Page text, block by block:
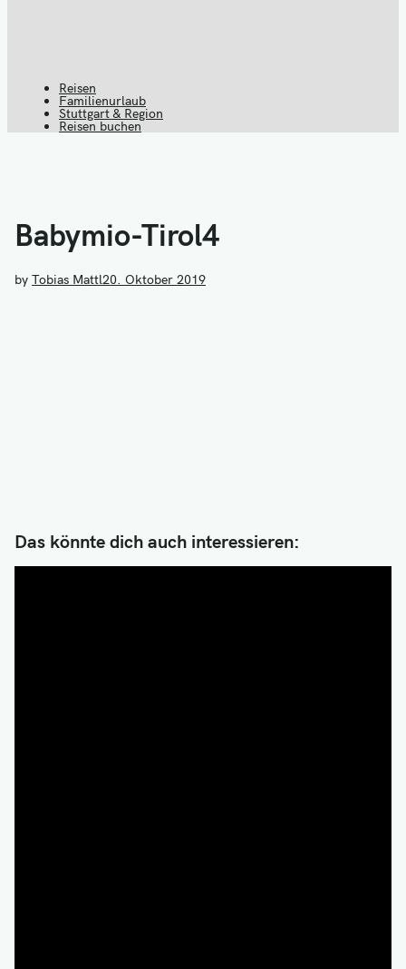
Darüber
Welt
ReiseblogReisen
Familienurlaub
Stuttgart & Region
Reisen buchen
Babymio-Tirol4
by Tobias Mattl20. Oktober 2019
Das könnte dich auch interessieren: